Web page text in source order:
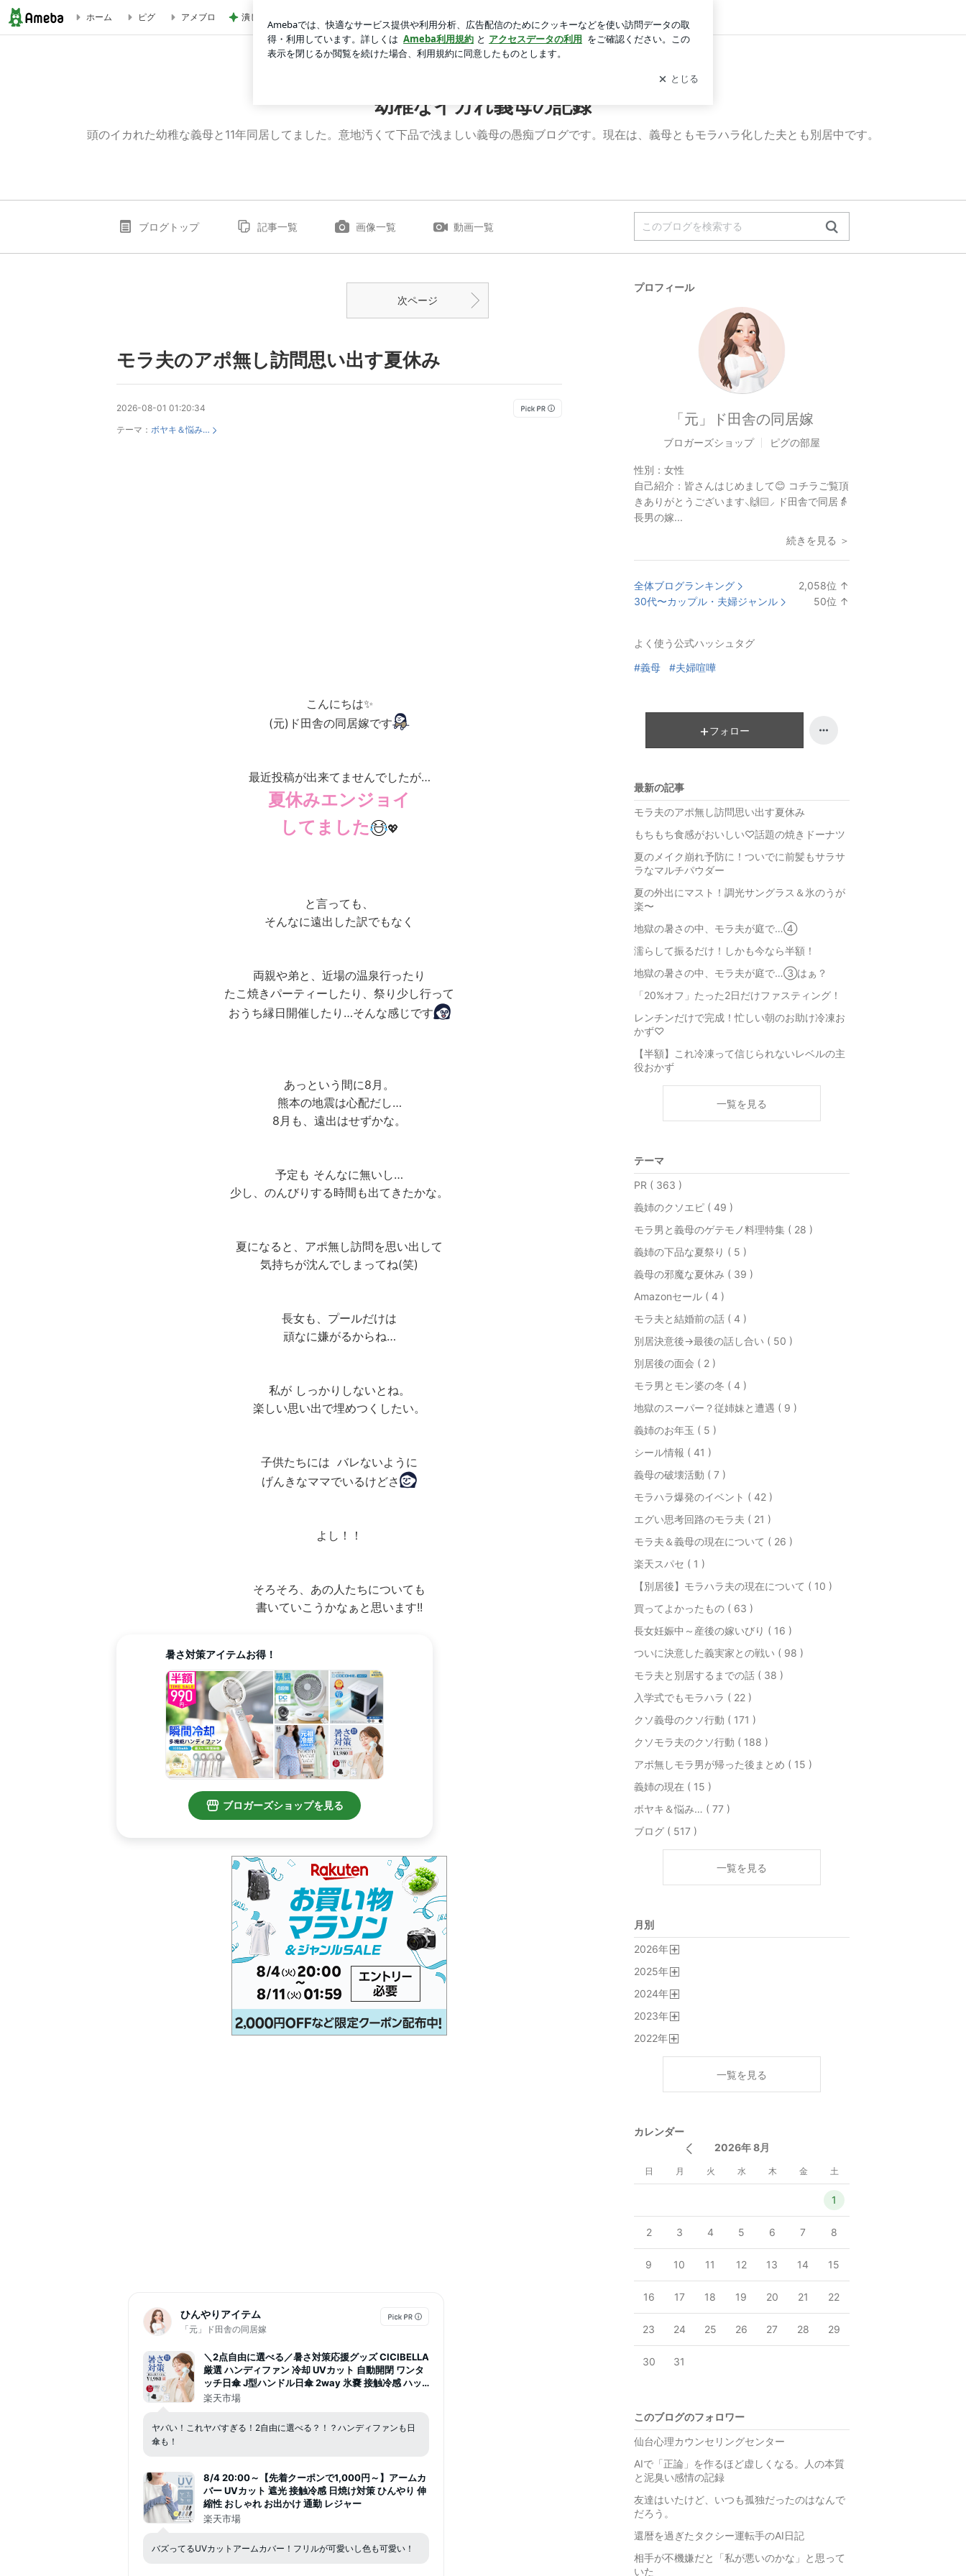
ホーム ピグ アメブロ 潰した納戸がキッチンへと大変身 ログイン
幼稚なイカれ義母の記録
頭のイカれた幼稚な義母と11年同居してました。意地汚くて下品で浅ましい義母の愚痴ブログです。現在は、義母ともモラハラ化した夫とも別居中です。
ブログトップ 記事一覧 画像一覧 動画一覧
次ページ
モラ夫のアポ無し訪問思い出す夏休み
2026-08-01 01:20:34
テーマ： ボヤキ＆悩み…
こんにちは✨️
(元)ド田舎の同居嫁です
最近投稿が出来てませんでしたが…
夏休みエンジョイ
してました
💖
と言っても、
そんなに遠出した訳でもなく
両親や弟と、近場の温泉行ったり
たこ焼きパーティーしたり、祭り少し行って
おうち縁日開催したり…そんな感じです
あっという間に8月。
熊本の地震は心配だし…
8月も、遠出はせずかな。
予定も そんなに無いし…
少し、のんびりする時間も出てきたかな。
夏になると、アポ無し訪問を思い出して
気持ちが沈んでしまってね(笑)
長女も、プールだけは
頑なに嫌がるからね…
私が しっかりしないとね。
楽しい思い出で埋めつくしたい。
子供たちには バレないように
げんきなママでいるけどさ
よし！！
そろそろ、あの人たちについても
書いていこうかなぁと思います!!
ひんやりアイテム
「元」ド田舎の同居嫁
＼2点自由に選べる／暑さ対策応援グッズ CICIBELLA
厳選 ハンディファン 冷却 UVカット 自動開閉 ワンタ
ッチ日傘 J型ハンドル日傘 2way 氷嚢 接触冷感 ハッ
ト 帽子 アイスクールリング スマートアイス リングク
楽天市場
ヤバい！これヤバすぎる！2自由に選べる？！？ハンディファンも日
傘も！
8/4 20:00～【先着クーポンで1,000円～】アームカ
バー UVカット 遮光 接触冷感 日焼け対策 ひんやり 伸
縮性 おしゃれ お出かけ 通勤 レジャー
楽天市場
バズってるUVカットアームカバー！フリルが可愛いし色も可愛い！
プロフィール
「元」ド田舎の同居嫁
ブロガーズショップ ピグの部屋
性別： 女性
自己紹介： 皆さんはじめまして😊 コチラご覧頂
きありがとうございます⸜🙌🏻⸝‍ ド田舎で同居👵
長男の嫁...
続きを見る ＞
全体ブログランキング 2,058位 ↑
30代〜カップル・夫婦ジャンル 50位 ↑
よく使う公式ハッシュタグ
#義母 #夫婦喧嘩
フォロー
最新の記事
モラ夫のアポ無し訪問思い出す夏休み
もちもち食感がおいしい♡話題の焼きドーナツ
夏のメイク崩れ予防に！ついでに前髪もサラサ
ラなマルチパウダー
夏の外出にマスト！調光サングラス＆氷のうが
楽〜
地獄の暑さの中、モラ夫が庭で…④
濡らして振るだけ！しかも今なら半額！
地獄の暑さの中、モラ夫が庭で…③はぁ？
「20%オフ」たった2日だけファスティング！
レンチンだけで完成！忙しい朝のお助け冷凍お
かず♡
【半額】これ冷凍って信じられないレベルの主
役おかず
一覧を見る
テーマ
PR ( 363 )
義姉のクソエピ ( 49 )
モラ男と義母のゲテモノ料理特集 ( 28 )
義姉の下品な夏祭り ( 5 )
義母の邪魔な夏休み ( 39 )
Amazonセール ( 4 )
モラ夫と結婚前の話 ( 4 )
別居決意後→最後の話し合い ( 50 )
別居後の面会 ( 2 )
モラ男とモン婆の冬 ( 4 )
地獄のスーパー？従姉妹と遭遇 ( 9 )
義姉のお年玉 ( 5 )
シール情報 ( 41 )
義母の破壊活動 ( 7 )
モラハラ爆発のイベント ( 42 )
エグい思考回路のモラ夫 ( 21 )
モラ夫＆義母の現在について ( 26 )
楽天スパセ ( 1 )
【別居後】モラハラ夫の現在について ( 10 )
買ってよかったもの ( 63 )
長女妊娠中～産後の嫁いびり ( 16 )
ついに決意した義実家との戦い ( 98 )
モラ夫と別居するまでの話 ( 38 )
入学式でもモラハラ ( 22 )
クソ義母のクソ行動 ( 171 )
クソモラ夫のクソ行動 ( 188 )
アポ無しモラ男が帰った後まとめ ( 15 )
義姉の現在 ( 15 )
ボヤキ＆悩み… ( 77 )
ブログ ( 517 )
一覧を見る
月別
2026年
2025年
2024年
2023年
2022年
一覧を見る
カレンダー
2026年 8月
日 月 火 水 木 金 土
1
2 3 4 5 6 7 8
9 10 11 12 13 14 15
16 17 18 19 20 21 22
23 24 25 26 27 28 29
30 31
このブログのフォロワー
仙台心理カウンセリングセンター
AIで「正論」を作るほど虚しくなる。人の本質
と泥臭い感情の記録
友達はいたけど、いつも孤独だったのはなんで
だろう。
還暦を過ぎたタクシー運転手のAI日記
相手が不機嫌だと「私が悪いのかな」と思って
いた